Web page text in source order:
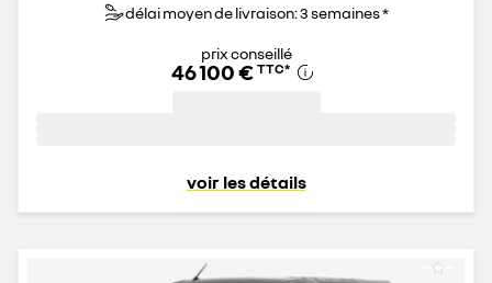
délai moyen de livraison: 3 semaines *
prix conseillé
46 100 € TTC*
voir les détails